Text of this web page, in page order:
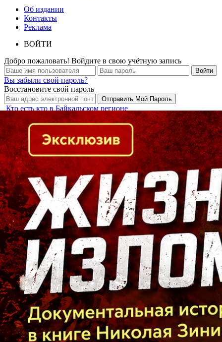
Об издании
Контакты
Реклама
ВОЙТИ
Добро пожаловать! Войдите в свою учётную запись
Вы забыли свой пароль?
Восстановите свой пароль
Кто есть кто в Байкальском регионе